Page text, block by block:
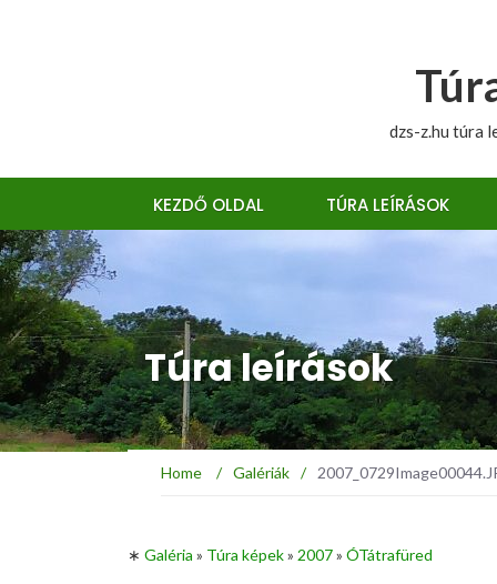
dzs-z.hu túra
KEZDŐ OLDAL TÚRA LEÍRÁSOK
Túra leírások
Home / Galériák /
∗ Galéria » Túra képek» 2007» ÓTátrafüred